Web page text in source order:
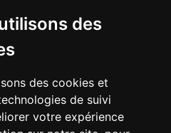
des
des cookies et
de suivi
votre expérience
fêtes d'aurice Souprosse
08h00 à 11h30 et de 12h30 à
jusqu'à 17h00